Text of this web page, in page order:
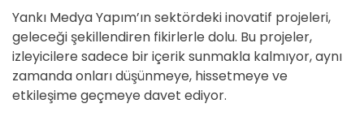
Yankı Medya Yapım’ın sektördeki inovatif projeleri,
geleceği şekillendiren fikirlerle dolu. Bu projeler,
izleyicilere sadece bir içerik sunmakla kalmıyor, aynı
zamanda onları düşünmeye, hissetmeye ve
etkileşime geçmeye davet ediyor.